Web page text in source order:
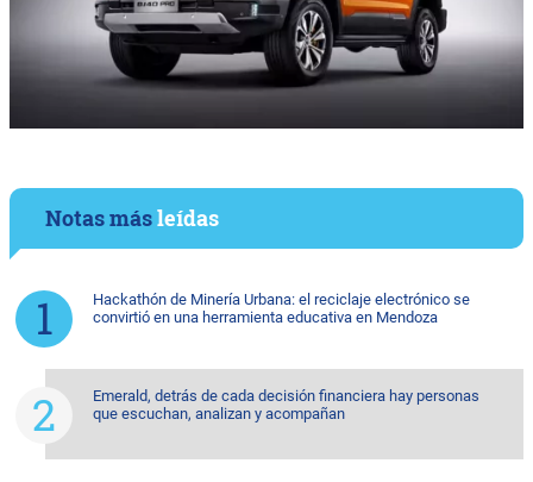
Notas másleídas
Hackathón de Minería Urbana: el reciclaje electrónico se
convirtió en una herramienta educativa en Mendoza
Emerald, detrás de cada decisión financiera hay personas
que escuchan, analizan y acompañan